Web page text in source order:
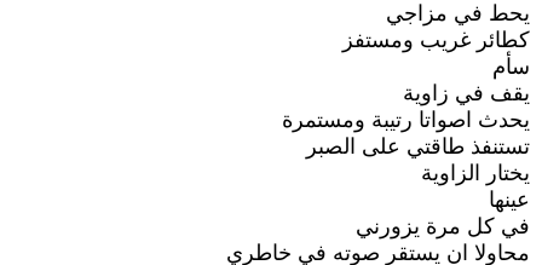
يحط في مزاجي
كطائر غريب ومستفز
سأم
يقف في زاوية
يحدث اصواتا رتيبة ومستمرة
تستنفذ طاقتي على الصبر
يختار الزاوية
عينها
في كل مرة يزورني
محاولا ان يستقر صوته في خاطري